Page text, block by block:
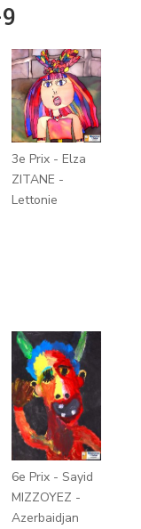
3e Prix - Elza
ZITANE -
Lettonie
6e Prix - Sayid
MIZZOYEZ -
Azerbaidjan